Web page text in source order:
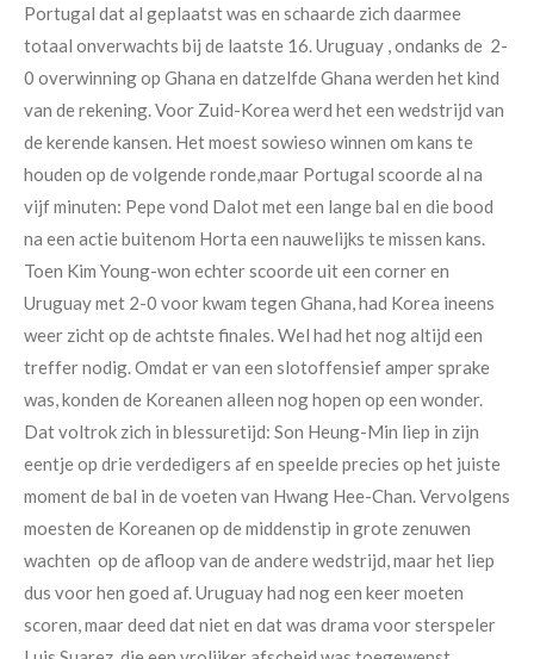
Portugal dat al geplaatst was en schaarde zich daarmee
totaal onverwachts bij de laatste 16. Uruguay , ondanks de 2-
0 overwinning op Ghana en datzelfde Ghana werden het kind
van de rekening. Voor Zuid-Korea werd het een wedstrijd van
de kerende kansen. Het moest sowieso winnen om kans te
houden op de volgenderonde,maar Portugal scoorde al na
vijfminuten: Pepe vond Dalot met een langebal en die bood
na een actie buitenom Horta een nauwelijks te missen kans.
Toen Kim Young-won echter scoorde uiteen corner en
Uruguay met 2-0 voor kwam tegen Ghana, had Korea ineens
weer zichtop de achtste finales. Wel had het nogaltijd een
treffer nodig. Omdat er van een slotoffensief amper sprake
was, konden de Koreanen alleen nog hopen op een wonder.
Dat voltrok zich in blessuretijd: Son Heung-Min liep in zijn
eentje op drie verdedigers af en speelde precies op het juiste
moment de bal in de voeten van Hwang Hee-Chan. Vervolgens
moesten de Koreanen op de middenstip in grote zenuwen
wachten op de afloop van de andere wedstrijd, maar het liep
dus voor hen goed af. Uruguay had nog een keer moeten
scoren, maar deed dat niet en dat was drama voor sterspeler